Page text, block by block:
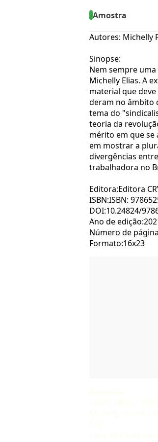
Amostra
Autores: Michelly
Sinopse:
Nem sempre
Michelly Elias. A
material que
deram no âmbito
tema do
teoria da
mérito em que
em mostrar a
divergências
trabalhadora no
Editora:Editora
ISBN:ISBN:
DOI:10.24824/
Ano de
Número de
Formato:16x23